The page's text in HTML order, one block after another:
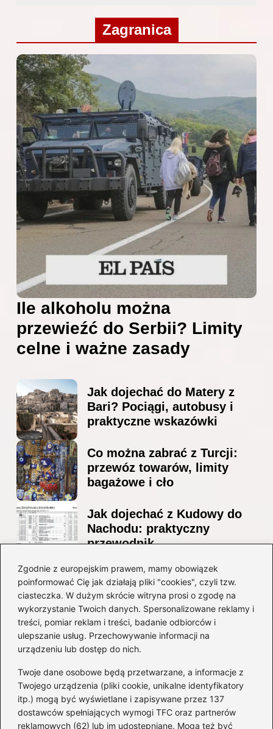
Zgodnie z europejskim prawem, mamy obowiązek
poinformować Cię jak działają pliki "cookies", czyli tzw.
ciasteczka. W dużym skrócie witryna prosi o zgodę na
wykorzystanie Twoich danych. Spersonalizowane reklamy i
treści, pomiar reklam i treści, badanie odbiorców i
ulepszanie usług. Przechowywanie informacji na
urządzeniu lub dostęp do nich.
Twoje dane osobowe będą przetwarzane, a informacje z
Twojego urządzenia (pliki cookie, unikalne identyfikatory
itp.) mogą być wyświetlane i zapisywane przez 137
dostawców spełniających wymogi TFC oraz partnerów
reklamowych (62) lub im udostępniane. Mogą też być
Zagranica
Ile alkoholu można
przewieźć do Serbii? Limity
celne i ważne zasady
Jak dojechać do Matery z
Bari? Pociągi, autobusy i
praktyczne wskazówki
Co można zabrać z Turcji:
przewóz towarów, limity
bagażowe i cło
Jak dojechać z Kudowy do
Nachodu: praktyczny
przewodnik
Ile alkoholu można
przewieźć z Albanii?
Przewodnik po przepisach i
ograniczeniach
Kategorie
Ciekawostki(8)
Kultura i tradycje(10)
Loty(237)